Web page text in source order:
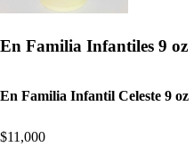
En Familia Infantiles 9 oz
En Familia Infantil Celeste 9 oz
$11,000